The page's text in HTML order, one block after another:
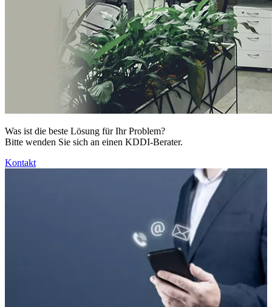
Was ist die beste Lösung für Ihr Problem?
Bitte wenden Sie sich an einen KDDI-Berater.
Kontakt